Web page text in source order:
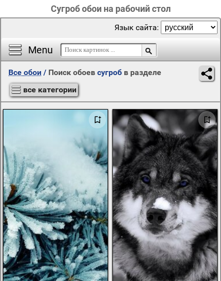
Сугроб обои на рабочий стол
Menu
Язык сайта:
Все обои / Поиск обоев сугроб в разделе
все категории